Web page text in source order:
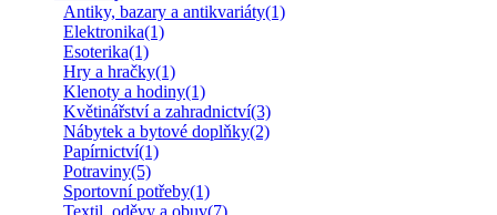
Antiky, bazary a antikvariáty(1)
Elektronika(1)
Esoterika(1)
Hry a hračky(1)
Klenoty a hodiny(1)
Květinářství a zahradnictví(3)
Nábytek a bytové doplňky(2)
Papírnictví(1)
Potraviny(5)
Sportovní potřeby(1)
Textil, oděvy a obuv(7)